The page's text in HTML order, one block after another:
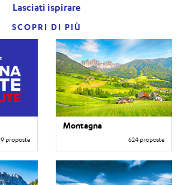
Lasciati ispirare
SCOPRI DI PIÙ
9 proposte
Montagna
624 proposte